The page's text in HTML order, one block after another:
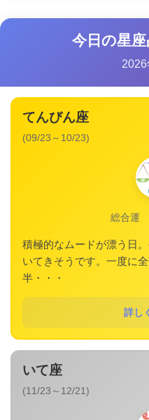
今日の星
2026
てんびん座
(09/23～10/23)
総合運
積極的なムードが漂う日
いてきそうです。一度に
半・・・
詳し
いて座
(11/23～12/21)